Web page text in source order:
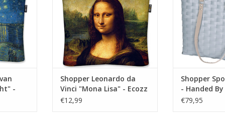
voor een
klein
20
cm.
-
kopen. Deze handige
Ecoshopper is voorzien voor een
ritssluiting en gemakkelijk klein
op te vouwen. Draagkracht: 20
kg. Formaat 46 x41 cm.
TOEVOEGEN AAN WINKELWAGEN
Shopper Leonardo da
Vinci "Mona Lisa" - Ecozz
€12,99
polyester
aan de
eenvoudig af,
veilig
TOEVOEGEN
Shopper
- Handed By
€79,95